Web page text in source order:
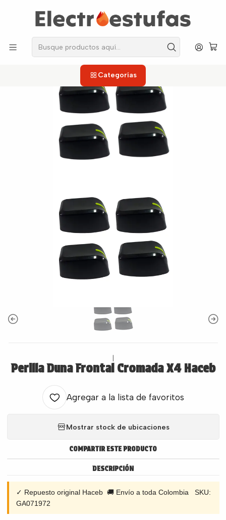
Categorías
los repuestos que necesitas, sin salir de casa!
Perilla Duna Frontal Cromada X4 Haceb
Perilla Duna Frontal Cromada X4 Haceb
Agregar a la lista de favoritos
Mostrar stock de ubicaciones
COMPARTIR ESTE PRODUCTO
DESCRIPCIÓN
✓ Repuesto original Haceb 🚚 Envío a toda Colombia SKU:
GA071972